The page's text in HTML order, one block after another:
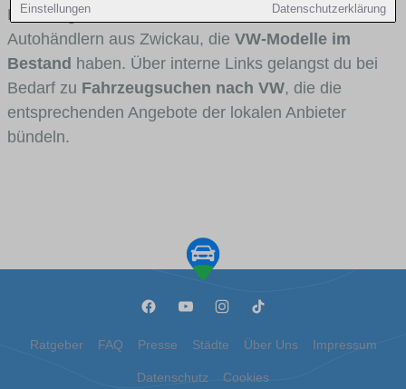
Einstellungen Datenschutzerklärung
Fahrzeuge stammen von Autohäusern und
Autohändlern aus Zwickau, die VW-Modelle im
Bestand haben. Über interne Links gelangst du bei
Bedarf zu Fahrzeugsuchen nach VW, die die
entsprechenden Angebote der lokalen Anbieter
bündeln.
Ratgeber FAQ Presse Städte Über Uns Impressum
Datenschutz Cookies